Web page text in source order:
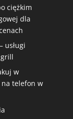
ciężkim
dla
usługi
w
telefon w